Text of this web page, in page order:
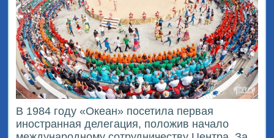
В 1984 году «Океан» посетила первая
иностранная делегация, положив начало